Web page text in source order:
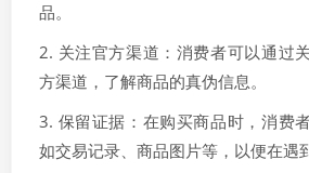
品。
2. 关注官方渠道：消费者可以通过
方渠道，了解商品的真伪信息。
3. 保留证据：在购买商品时，消费
如交易记录、商品图片等，以便在遇